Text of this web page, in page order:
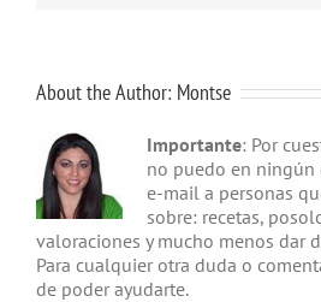
About the Author: Montse
Importante: Por
no puedo en ningún
e-mail a personas
sobre: recetas,
valoraciones y mucho menos dar
Para cualquier otra duda o
de poder ayudarte.